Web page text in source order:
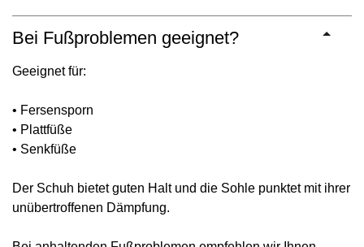
Bei Fußproblemen geeignet?
Geeignet für:
• Fersensporn
• Plattfüße
• Senkfüße
Der Schuh bietet guten Halt und die Sohle punktet mit ihrer
unübertroffenen Dämpfung.